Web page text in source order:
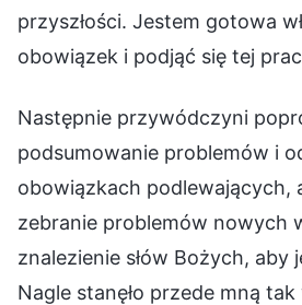
przyszłości. Jestem gotowa
obowiązek i podjąć się tej
Następnie przywódczyni
podsumowanie problemów i
obowiązkach podlewających,
zebranie problemów nowych
znalezienie słów Bożych, aby
Nagle stanęło przede mną